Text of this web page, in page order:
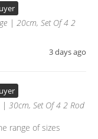
| 20cm, Set Of 4 2
3 days ago
| 30cm, Set Of 4 2 Rod
range of sizes